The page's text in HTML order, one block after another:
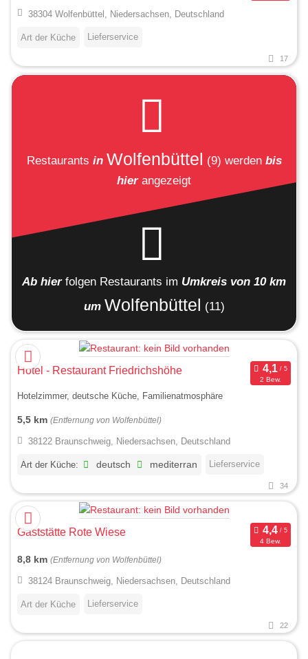
38304 Wolfenbüttel, Niedersachsen, Deutschland
Art der Küche Lieferservice
17
Restaurants in Wolfenbüttel (9) werden bis
hierangezeigt
Ab hier folgen Restaurants im Umkreis von 10 km
um Wolfenbüttel (11)
Hotel - Restaurant Friedrichshöhe
2 Bew.
Hotelzimmer, deutsche Küche, Familienatmosphäre
5,5 km (Entfernung von Wolfenbüttel)
38122 Braunschweig, Niedersachsen, Deutschland
Art der Küche: deutsch mediterran Lieferservice
34
Gaststätte Rote Wiese
4 Bew.
8,8 km (Entfernung von Wolfenbüttel)
38124 Braunschweig, Niedersachsen, Deutschland
Art der Küche Lieferservice
22